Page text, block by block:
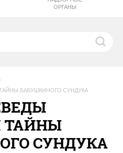
ОРГАНЫ
БАБУШКИНОГО СУНДУКА
ТАЙНЫ
СУНДУКА